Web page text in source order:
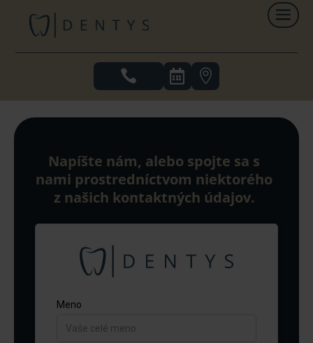
  
Napíšte nám, alebo spojte sa s
nami prostredníctvom niektorého
z našich kontaktných údajov.